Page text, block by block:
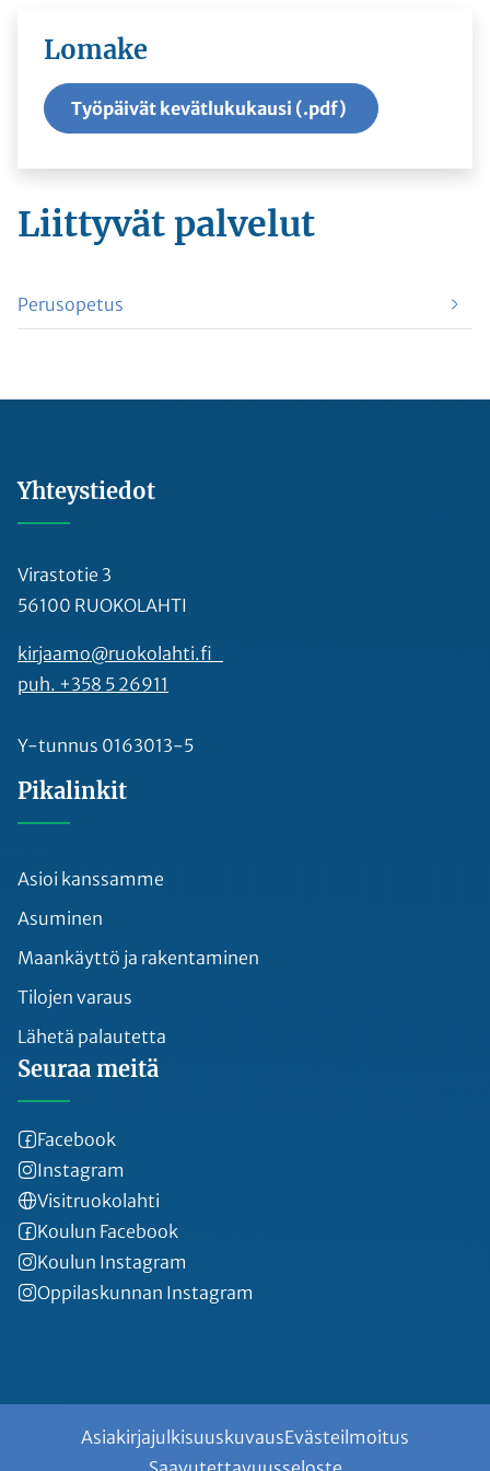
Lomake
Työpäivät kevätlukukausi (.pdf)
Liittyvät palvelut
Perusopetus
Yhteystiedot
Virastotie 3
56100 RUOKOLAHTI
kirjaamo@ruokolahti.fi
puh. +358 5 26911
Y-tunnus 0163013-5
Pikalinkit
Asioi kanssamme
Asuminen
Maankäyttö ja rakentaminen
Tilojen varaus
Lähetä palautetta
Seuraa meitä
Facebook
Instagram
Visitruokolahti
Koulun Facebook
Koulun Instagram
Oppilaskunnan Instagram
AsiakirjajulkisuuskuvausEvästeilmoitus